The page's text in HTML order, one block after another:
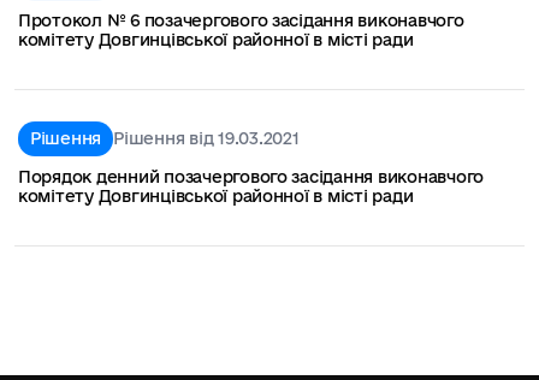
Протокол № 6 позачергового засідання виконавчого
комітету Довгинцівської районної в місті ради
Рішення
Рішення від 19.03.2021
Порядок денний позачергового засідання виконавчого
комітету Довгинцівської районної в місті ради